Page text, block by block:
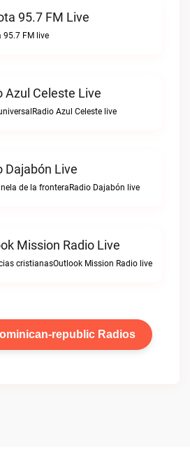
95.7 FM Live
95.7 FM live
Azul Celeste Live
Azul Celeste live
Dajabón Live
de la fronteraRadio Dajabón live
Mission Radio Live
cristianasOutlook Mission Radio live
republic Radios